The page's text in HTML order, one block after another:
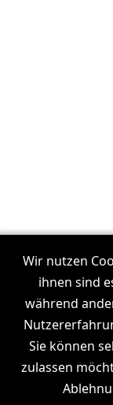
Unsere
Dresden
Wir nutzen
ihnen sind
während
Sie können
zulassen